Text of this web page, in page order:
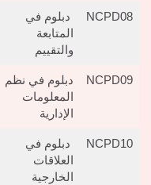
NCPD08
دبلوم في
المتابعة
والتقييم
NCPD09
دبلوم في نظم
المعلومات
الإدارية
NCPD10
دبلوم في
العلاقات
الخارجية